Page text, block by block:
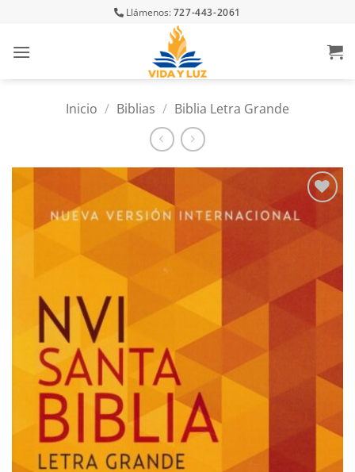
content
Llámenos:727-443-2061
Inicio / Biblias / Biblia Letra Grande
Añadir
a la
deseos